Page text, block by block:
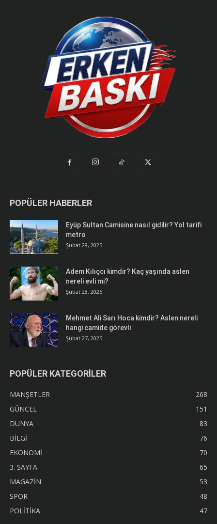
POPÜLER HABERLER
Eyüp Sultan Camisine nasıl gidilir? Yol tarifi
metro
Şubat 28, 2025
Adem Kılıçcı kimdir? Kaç yaşında aslen
nereli evli mi?
Şubat 28, 2025
Mehmet Ali Sarı Hoca kimdir? Aslen nereli
hangi camide görevli
Şubat 27, 2025
POPÜLER KATEGORİLER
MANŞETLER
268
GÜNCEL
151
DÜNYA
83
BİLGİ
76
EKONOMİ
70
3. SAYFA
65
MAGAZİN
53
SPOR
48
POLİTİKA
47